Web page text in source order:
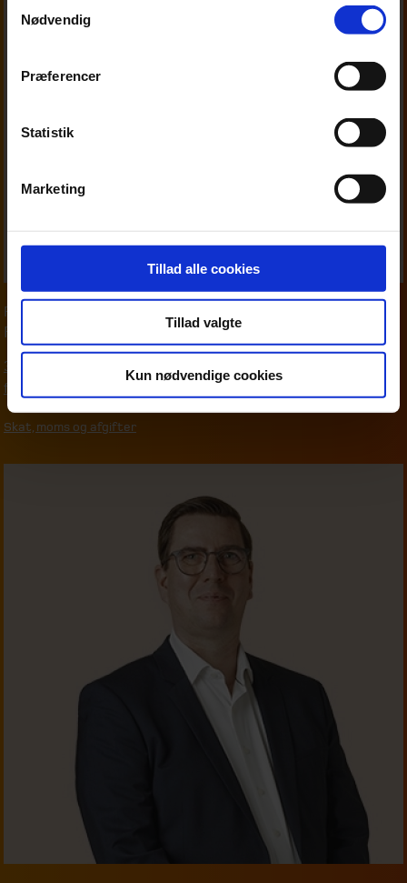
Nødvendig
Præferencer
Statistik
Marketing
Tillad alle cookies
Tillad valgte
Kun nødvendige cookies
Partner
Finn Madsen
33 18 13 29
fim@beierholm.dk
Skat, moms og afgifter